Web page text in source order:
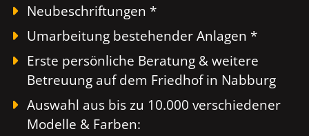
Neubeschriftungen *
Umarbeitung bestehender Anlagen *
Erste persönliche Beratung & weitere
Betreuung auf dem Friedhof in Nabburg
Auswahl aus bis zu 10.000 verschiedener
Modelle & Farben: